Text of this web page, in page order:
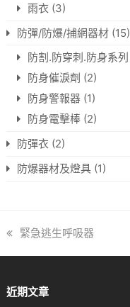
雨衣 (3)
防彈/防爆/捕網器材 (15)
防割.防穿刺.防身系列
防身催淚劑 (2)
防身警報器 (1)
防身電擊棒 (2)
防彈衣 (2)
防爆器材及燈具 (1)
previous
緊急逃生呼吸器
近期文章